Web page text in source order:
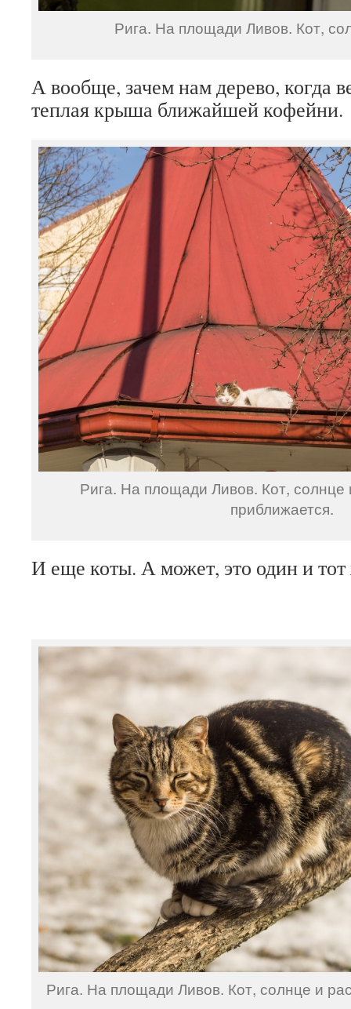
Рига. На площади Ливов. Кот,
А вообще, зачем нам дерево, когда
теплая крыша ближайшей кофейни.
Рига. На площади Ливов. Кот, солнце
приближается.
И еще коты. А может, это один и
Рига. На площади Ливов. Кот, солнце и